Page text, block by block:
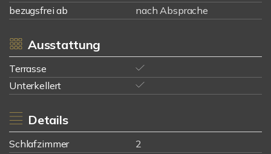
bezugsfrei ab
nach Absprache
Ausstattung
Terrasse
Unterkellert
Details
Schlafzimmer
2